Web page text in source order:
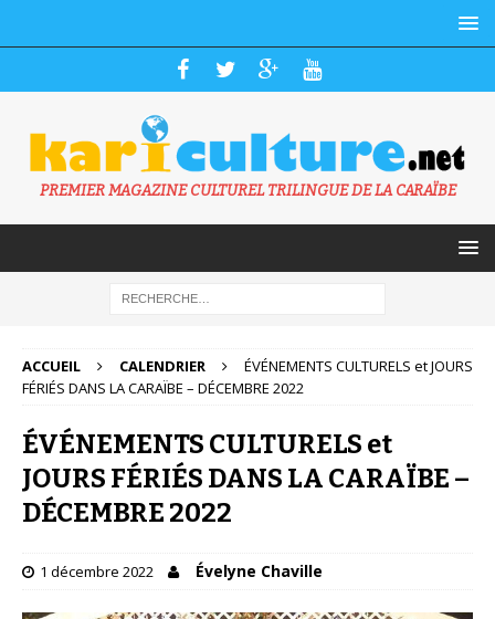
PREMIER MAGAZINE CULTUREL TRILINGUE DE LA CARAÏBE
ACCUEIL CALENDRIER
ÉVÉNEMENTS CULTURELS et JOURS
FÉRIÉS DANS LA CARAÏBE – DÉCEMBRE 2022
ÉVÉNEMENTS CULTURELS et
JOURS FÉRIÉS DANS LA CARAÏBE –
DÉCEMBRE 2022
1 décembre 2022 Évelyne Chaville